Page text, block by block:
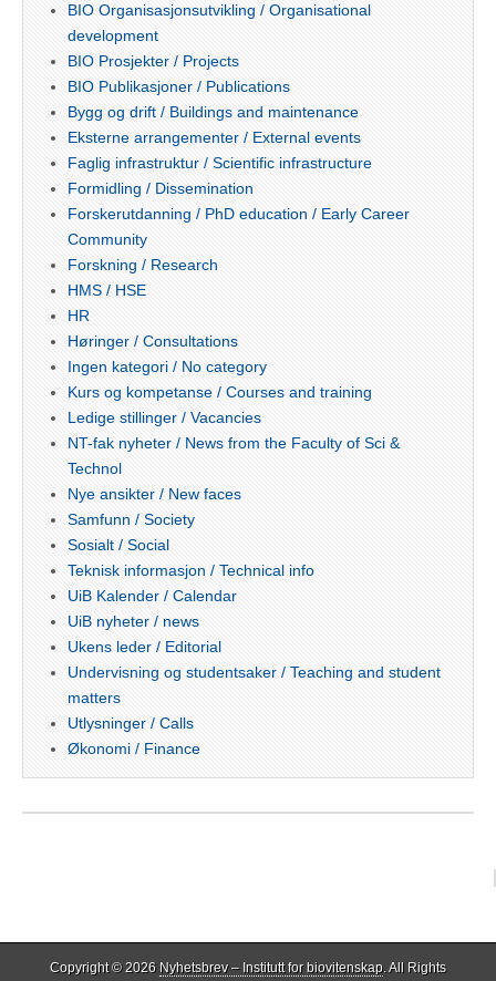
BIO Organisasjonsutvikling / Organisational
development
BIO Prosjekter / Projects
BIO Publikasjoner / Publications
Bygg og drift / Buildings and maintenance
Eksterne arrangementer / External events
Faglig infrastruktur / Scientific infrastructure
Formidling / Dissemination
Forskerutdanning / PhD education / Early Career
Community
Forskning / Research
HMS / HSE
HR
Høringer / Consultations
Ingen kategori / No category
Kurs og kompetanse / Courses and training
Ledige stillinger / Vacancies
NT-fak nyheter / News from the Faculty of Sci &
Technol
Nye ansikter / New faces
Samfunn / Society
Sosialt / Social
Teknisk informasjon / Technical info
UiB Kalender / Calendar
UiB nyheter / news
Ukens leder / Editorial
Undervisning og studentsaker / Teaching and student
matters
Utlysninger / Calls
Økonomi / Finance
Copyright © 2026 Nyhetsbrev – Institutt for biovitenskap. All Rights